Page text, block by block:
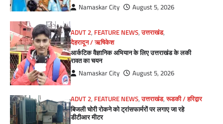
Namaskar City August 5, 2026
ADVT 2, FEATURE NEWS,उत्तराखंड,
देहरादून / ऋषिकेश
आर्कटिक वैज्ञानिक अभियान के लिए उत्तराखंड के लकी
रावत का चयन
Namaskar City August 5, 2026
ADVT 2, FEATURE NEWS,उत्तराखंड,रूडकी / हरिद्वार
बिजली चोरी रोकने को ट्रांसफार्मरों पर लगाए जा रहे
डीटीआर मीटर